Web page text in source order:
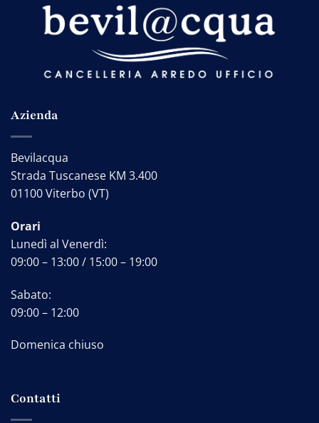
Azienda
Bevilacqua
Strada Tuscanese KM 3.400
01100 Viterbo (VT)
Orari
Lunedì al Venerdì:
09:00 – 13:00 / 15:00 – 19:00
Sabato:
09:00 – 12:00
Domenica chiuso
Contatti